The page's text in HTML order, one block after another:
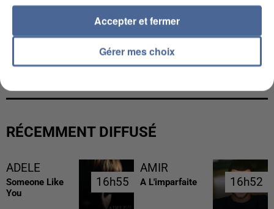
LES DONNÉES DE 300 000 CLIENTS DÉROBÉES À
INTERMARCHÉ APRÈS UNE...
RÉCEMMENT DIFFUSÉ
ADELE
Someone Like
You
16h55
16h55
AMIR
A L'imparfaite 16h52
16h52
Gérer mes choix
Accepter et fermer